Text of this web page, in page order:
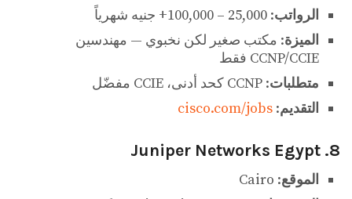
الرواتب: 25,000 – 100,000+ جنيه شهرياً
الميزة: مكتب صغير لكن نخبوي — مهندسين
CCNP/CCIE فقط
متطلبات: CCNP كحد أدنى، CCIE مفضّل
التقديم:
cisco.com/jobs
8. Juniper Networks Egypt
الموقع: Cairo